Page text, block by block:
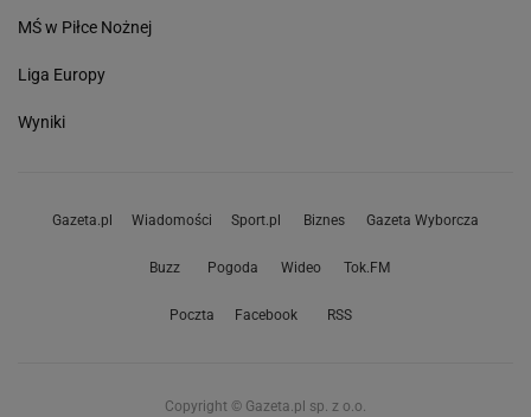
MŚ w Piłce Nożnej
Liga Europy
Wyniki
Gazeta.pl Wiadomości Sport.pl Biznes Gazeta Wyborcza
Buzz Pogoda Wideo Tok.FM
Poczta Facebook RSS
Copyright © Gazeta.pl sp. z o.o.